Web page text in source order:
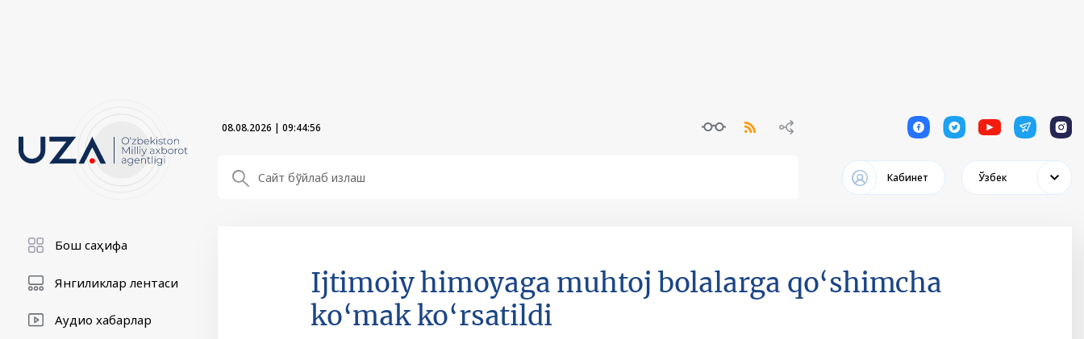
08.08.2026 | 09:44:58 1 1 1 1 1
Кабинет Ўзбек
Бош саҳифа
Янгиликлар лентаси
Аудио хабарлар
Ijtimoiy himoyaga muhtoj bolalarga qo‘shimcha
ko‘mak ko‘rsatildi